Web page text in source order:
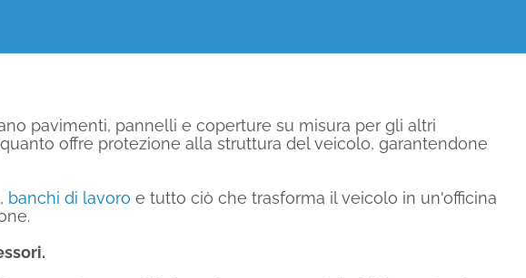
pavimenti, pannelli e coperture su misura per gli altri
offre protezione alla struttura del veicolo, garantendone
, banchi di lavoro e tutto ciò che trasforma il veicolo in un'officina